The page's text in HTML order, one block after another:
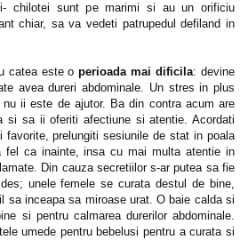
chilotei sunt pe marimi si au un orificiu
chiar, sa va vedeti patrupedul defiland in
catea este operioada mai dificila: devine
avea dureri abdominale. Un stres in plus
nu ii este de ajutor. Ba din contra acum are
si sa ii oferiti afectiune si atentie. Acordati
prelungiti sesiunile de stat in poala
fel ca inainte, insa cu mai multa atentie in
Din cauza secretiilor s-ar putea sa fie
unele femele se curata destul de bine,
sa inceapa sa miroase urat. O baie calda si
si pentru calmarea durerilor abdominale.
umede pentru bebelusi pentru a curata si